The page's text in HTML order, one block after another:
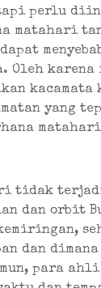
perlu
matahari
Oleh
kacamata
yang
tidak
dan orbit
dan
para